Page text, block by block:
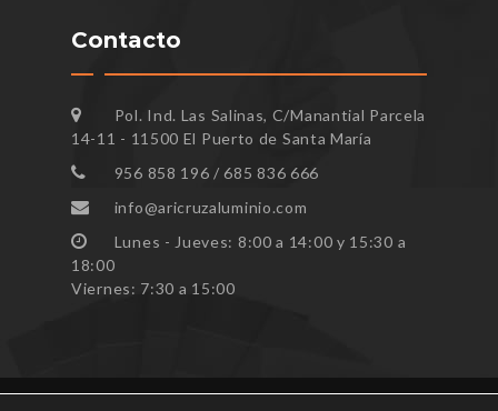
Contacto
Pol. Ind. Las Salinas, C/Manantial Parcela
14-11 - 11500 El Puerto de Santa María
956 858 196 / 685 836 666
info@aricruzaluminio.com
Lunes - Jueves: 8:00 a 14:00 y 15:30 a
18:00
Viernes: 7:30 a 15:00